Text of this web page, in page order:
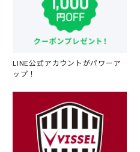
LINE公式アカウントがパワーア
ップ！